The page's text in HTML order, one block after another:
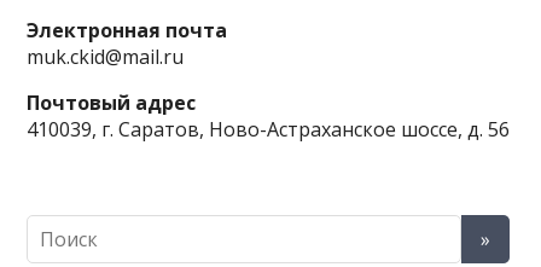
Электронная почта
muk.ckid@mail.ru
Почтовый адрес
410039, г. Саратов, Ново-Астраханское шоссе, д. 56